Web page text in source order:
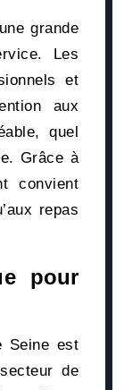
grande
Les
et
aux
quel
Grâce à
convient
repas
pour
Seine est
de